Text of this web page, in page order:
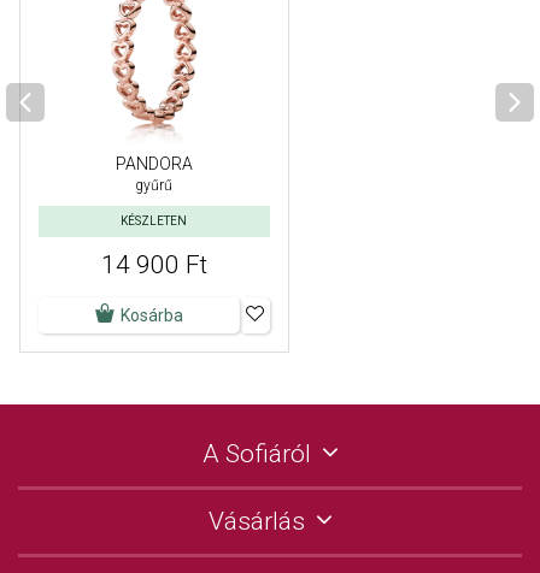
PANDORA
gyűrű
KÉSZLETEN
14 900 Ft
Kosárba
A Sofiáról
Vásárlás